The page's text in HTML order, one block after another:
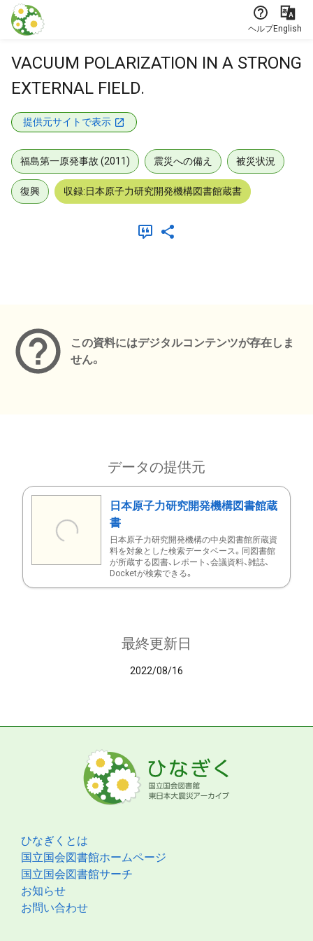
本文に飛ぶ
ヘルプEnglish
VACUUM POLARIZATION IN A STRONG
EXTERNAL FIELD.
提供元サイトで表示
福島第一原発事故 (2011) 震災への備え 被災状況
復興 収録:日本原子力研究開発機構図書館蔵書
この資料にはデジタルコンテンツが存在しま
せん。
データの提供元
日本原子力研究開発機構図書館蔵
書
日本原子力研究開発機構の中央図書館所蔵資
料を対象とした検索データベース。同図書館
が所蔵する図書、レポート、会議資料、雑誌、
Docketが検索できる。
最終更新日
2022/08/16
ひなぎくとは
国立国会図書館ホームページ
国立国会図書館サーチ
お知らせ
お問い合わせ